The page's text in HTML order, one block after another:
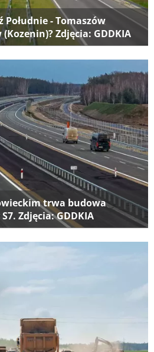
Południe - Tomaszów
Zdjęcia: GDDKIA
trwa budowa
Zdjęcia: GDDKIA